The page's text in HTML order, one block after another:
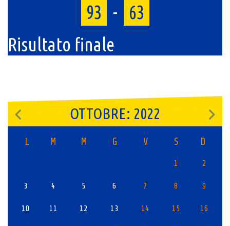
93
-
63
Risultato finale
OTTOBRE: 2022
L M M G V S D
1 2
3 4 5 6 7 8 9
10 11 12 13 14 15 16